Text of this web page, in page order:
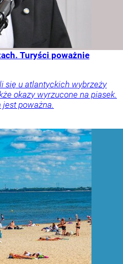
Turyści poważnie
się u atlantyckich wybrzeży
okazy wyrzucone na piasek.
jest poważna.